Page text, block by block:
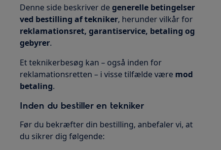
Denne side beskriver degenerelle betingelser
ved bestilling af tekniker, herunder vilkår for
reklamationsret, garantiservice, betaling og
gebyrer.
Et teknikerbesøg kan – også inden for
reklamationsretten – i visse tilfælde være mod
betaling.
Inden du bestiller en tekniker
Før du bekræfter din bestilling, anbefaler vi, at
du sikrer dig følgende: